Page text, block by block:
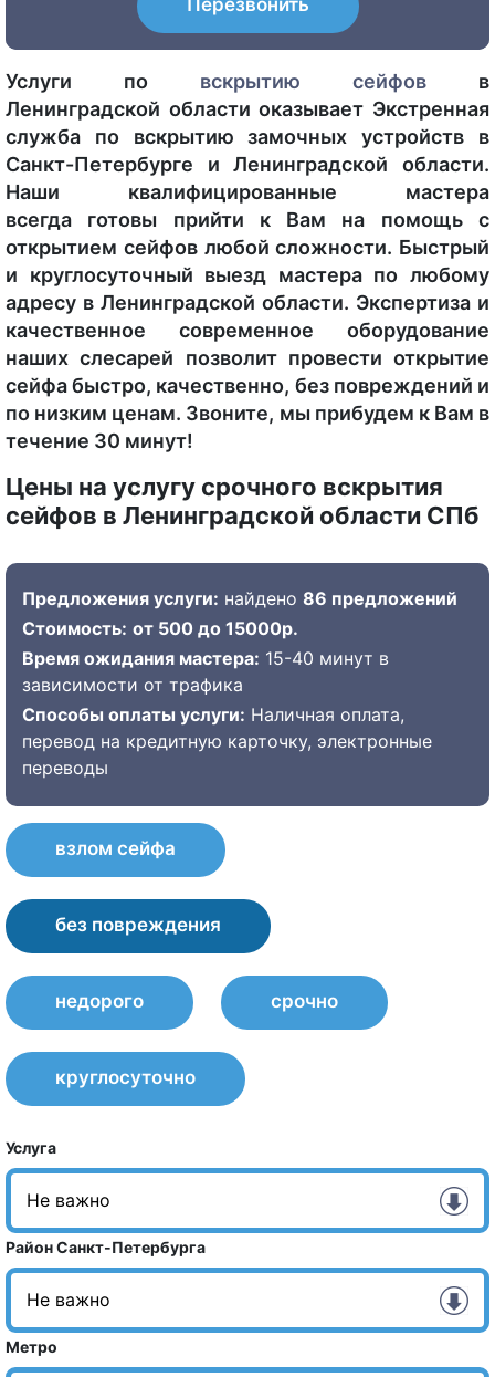
Перезвонить
Услуги по вскрытию сейфов в
Ленинградской области оказывает Экстренная
служба по вскрытию замочных устройств в
Санкт-Петербурге и Ленинградской области.
Наши квалифицированные мастера
всегда готовы прийти к Вам на помощь с
открытием сейфов любой сложности. Быстрый
и круглосуточный выезд мастера по любому
адресу в Ленинградской области. Экспертиза и
качественное современное оборудование
наших слесарей позволит провести открытие
сейфа быстро, качественно, без повреждений и
по низким ценам. Звоните, мы прибудем к Вам в
течение 30 минут!
Цены на услугу срочного вскрытия
сейфов в Ленинградской области СПб
Предложения услуги: найдено 86 предложений
Стоимость: от 500 до 15000р.
Время ожидания мастера: 15-40 минут в
зависимости от трафика
Способы оплаты услуги: Наличная оплата,
перевод на кредитную карточку, электронные
переводы
взлом сейфа
без повреждения
недорого срочно
круглосуточно
Услуга
Район Санкт-Петербурга
Метро